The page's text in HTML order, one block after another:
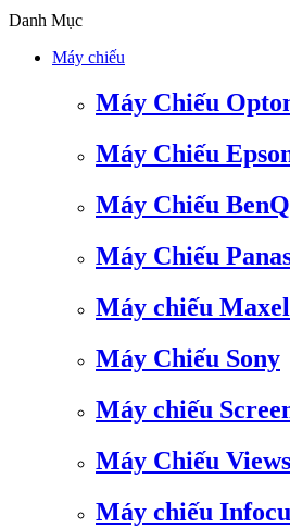
Danh Mục
Máy chiếu
Máy Chiếu
Máy Chiếu
Máy Chiếu BenQ
Máy Chiếu
Máy chiếu
Máy Chiếu Sony
Máy chiếu
Máy Chiếu
Máy chiếu